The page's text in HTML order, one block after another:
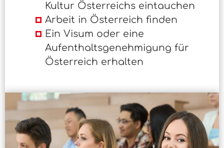
Kultur Österreichs eintauchen
Arbeit in Österreich finden
Ein Visum oder eine
Aufenthaltsgenehmigung für
Österreich erhalten